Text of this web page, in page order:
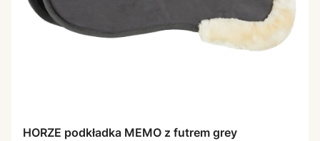
HORZE podkładka MEMO z futrem grey